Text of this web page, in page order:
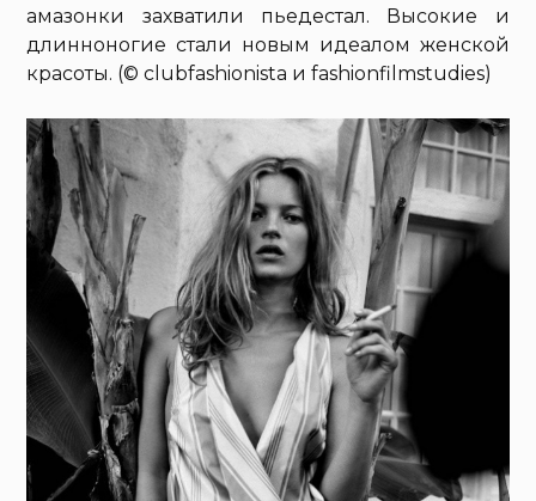
амазонки захватили пьедестал. Высокие и
длинноногие стали новым идеалом женской
красоты. (© clubfashionista и fashionfilmstudies)